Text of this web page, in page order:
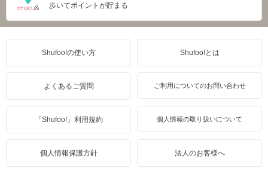
歩いてポイントが貯まる
Shufoo!の使い方 Shufoo!とは
よくあるご質問 ご利用についてのお問い合わせ
「Shufoo!」利用規約 個人情報の取り扱いについて
個人情報保護方針 法人のお客様へ